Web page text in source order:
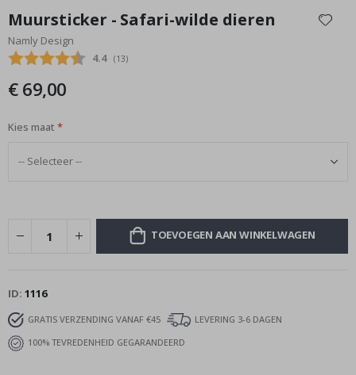
het
begin
van
afbeeldingen-
Muursticker - Safari-wilde dieren
Namly Design
Gemiddelde beoordeling:
4.4 (aantal stemmen:
13)
€ 69,00
Kies maat
TOEVOEGEN AAN WINKELWAGEN
ID 1116
GRATIS VERZENDING VANAF €45
LEVERING 3-6 DAGEN
100% TEVREDENHEID GEGARANDEERD